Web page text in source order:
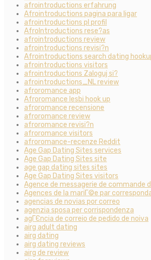
afrointroductions erfahrung
Afrointroductions pagina para ligar
afrointroductions pl profil
AfroIntroductions rese?as
afrointroductions review
afrointroductions revisi?n
Afrointroductions search dating
afrointroductions visitors
afrointroductions Zaloguj si?
afrointroductions_NL review
afroromance app
Afroromance lesbi hook up
afroromance recensione
afroromance review
afroromance revisi?n
afroromance visitors
afroromance-recenze Reddit
Age Gap Dating Sites services
Age Gap Dating Sites site
age gap dating sites sites
Age Gap Dating Sites visitors
Agence de messagerie de commande
Agences de la mariГ©e par
agencias de novias por correo
agenzia sposa per corrispondenza
agГЄncia de correio de pedido de noiva
airg adult dating
airg dating
airg dating reviews
airg de review